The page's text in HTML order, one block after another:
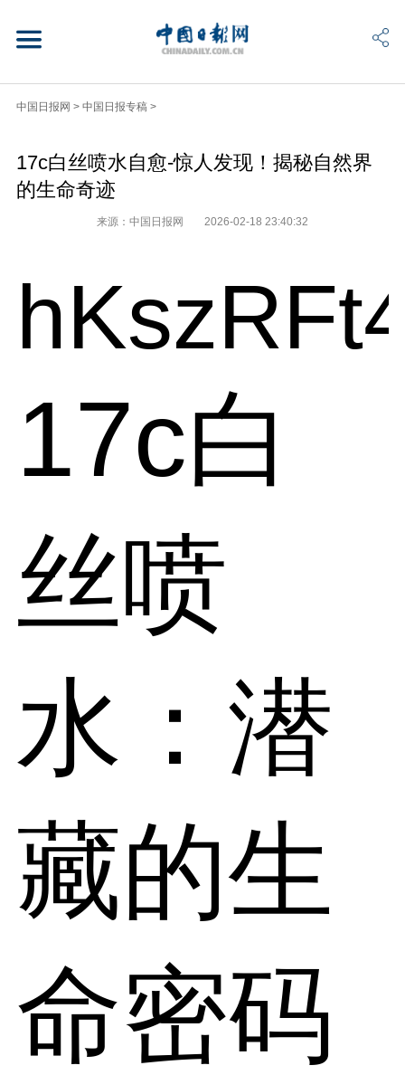
中国日报网 > 中国日报专稿 >
17c白丝喷水自愈-惊人发现！揭秘自然界
的生命奇迹
来源：中国日报网 2026-02-18 23:40:32
17c白
丝喷
水：潜
藏的生
命密码